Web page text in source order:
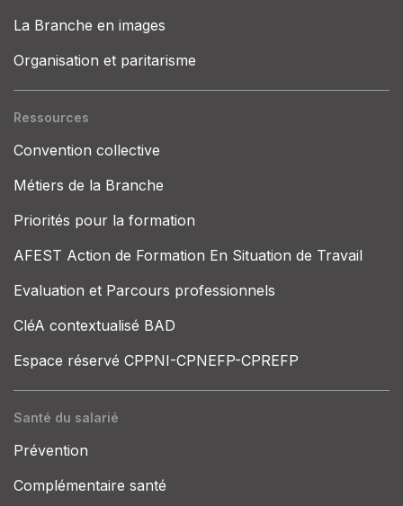
La Branche en images
Organisation et paritarisme
Ressources
Convention collective
Métiers de la Branche
Priorités pour la formation
AFEST Action de Formation En Situation de Travail
Evaluation et Parcours professionnels
CléA contextualisé BAD
Espace réservé CPPNI-CPNEFP-CPREFP
Santé du salarié
Prévention
Complémentaire santé